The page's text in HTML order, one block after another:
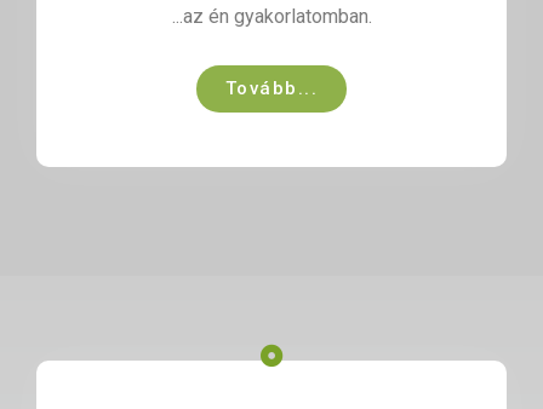
...az én gyakorlatomban.
Tovább...